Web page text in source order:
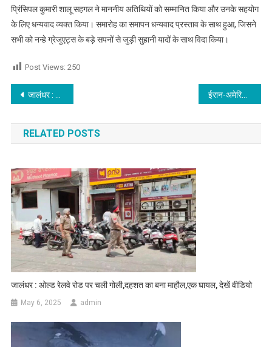
प्रिंसिपल कुमारी शालू सहगल ने माननीय अतिथियों को सम्मानित किया और उनके सहयोग
के लिए धन्यवाद व्यक्त किया। समारोह का समापन धन्यवाद प्रस्ताव के साथ हुआ, जिसने
सभी को नन्हे ग्रेजुएट्स के बड़े सपनों से जुड़ी सुहानी यादों के साथ विदा किया।
Post Views: 250
Post navigation
जालंधर : रास्ता पूछने के बहाने लड़की से की बदसलूकी ईरान-अमेरिका तनाव का असर, जालंधर में गैस को लेकर अफवाहों से हड़कंप
RELATED POSTS
जालंधर : ओल्ड रेलवे रोड पर चली गोली,दहशत का बना माहौल,एक घायल, देखें वीडियो
May 6, 2025 admin